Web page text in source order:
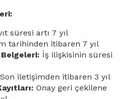
süresi artı 7 yıl
tarihinden itibaren 7 yıl
İş ilişkisinin süresi
Son iletişimden itibaren 3 yıl
Onay geri çekilene